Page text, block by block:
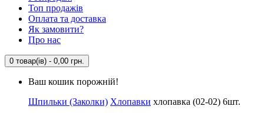
Топ продажів
Оплата та доставка
Як замовити?
Про нас
0 товар(ів) - 0,00 грн.
Ваш кошик порожній!
Шпильки (Заколки) Хлопавки хлопавка (02-02) 6шт.